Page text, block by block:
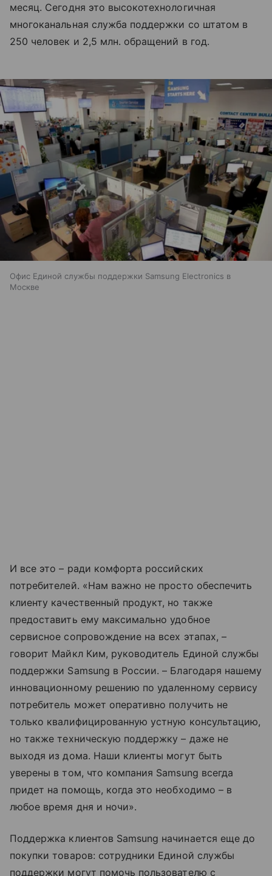
месяц. Сегодня это высокотехнологичная
многоканальная служба поддержки со штатом в
250 человек и 2,5 млн. обращений в год.
Офис Единой службы поддержки Samsung Electronics в
Москве
И все это – ради комфорта российских
потребителей. «Нам важно не просто обеспечить
клиенту качественный продукт, но также
предоставить ему максимально удобное
сервисное сопровождение на всех этапах, –
говорит Майкл Ким, руководитель Единой службы
поддержки Samsung в России. – Благодаря нашему
инновационному решению по удаленному сервису
потребитель может оперативно получить не
только квалифицированную устную консультацию,
но также техническую поддержку – даже не
выходя из дома. Наши клиенты могут быть
уверены в том, что компания Samsung всегда
придет на помощь, когда это необходимо – в
любое время дня и ночи».
Поддержка клиентов Samsung начинается еще до
покупки товаров: сотрудники Единой службы
поддержки могут помочь пользователю с